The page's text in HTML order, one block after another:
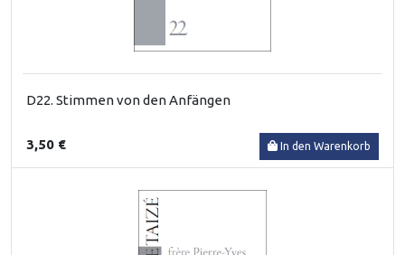
D22. Stimmen von den Anfängen
3,50 € In den Warenkorb